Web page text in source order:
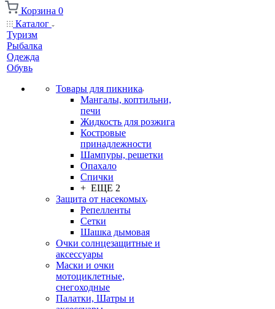
Корзина 0
Каталог
Туризм
Рыбалка
Одежда
Обувь
Товары для пикника
Мангалы, коптильни,
печи
Жидкость для розжига
Костровые
принадлежности
Шампуры, решетки
Опахало
Спички
+ ЕЩЕ 2
Защита от насекомых
Репелленты
Сетки
Шашка дымовая
Очки солнцезащитные и
аксессуары
Маски и очки
мотоциклетные,
снегоходные
Палатки, Шатры и